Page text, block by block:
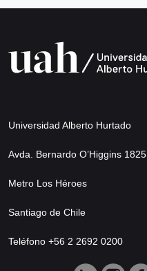
Universidad Alberto Hurtado
Avda. Bernardo O’Higgins 1825
Metro Los Héroes
Santiago de Chile
Teléfono +56 2 2692 0200